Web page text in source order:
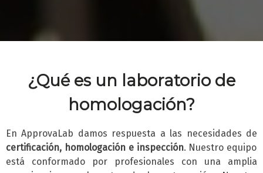
¿Qué es un laboratorio de
homologación?
En ApprovaLab damos respuesta a las necesidades de
certificación, homologación e inspección. Nuestro equipo
está conformado por profesionales con una amplia